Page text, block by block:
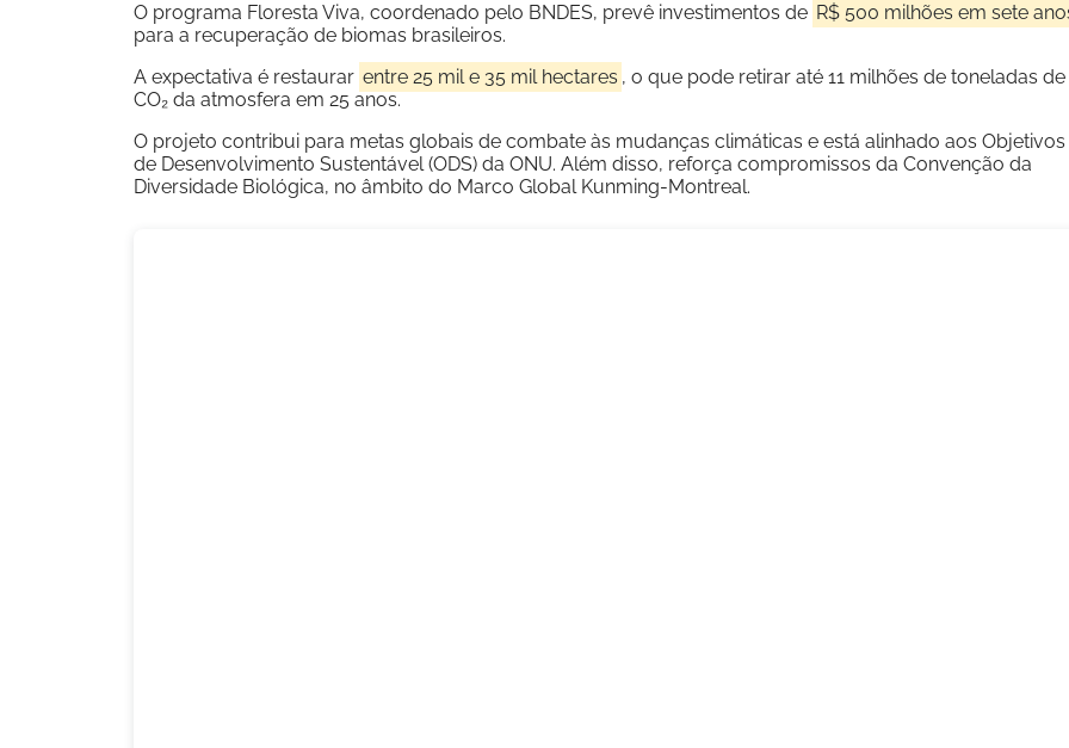
O programa Floresta Viva, coordenado pelo BNDES, prevê investimentos de R$ 500 milhões em sete
para a recuperação de biomas brasileiros.
A expectativa é restaurar entre 25 mil e 35 mil hectares , o que pode retirar até 11 milhões de toneladas de
CO₂ da atmosfera em 25 anos.
O projeto contribui para metas globais de combate às mudanças climáticas e está alinhado aos Objetivos
de Desenvolvimento Sustentável (ODS) da ONU. Além disso, reforça compromissos da Convenção da
Diversidade Biológica, no âmbito do Marco Global Kunming-Montreal.